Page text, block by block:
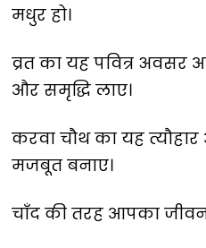
मधुर हो।
व्रत का यह पवित्र
और समृद्धि लाए।
करवा चौथ का यह
मजबूत बनाए।
चाँद की तरह आपका जीवन